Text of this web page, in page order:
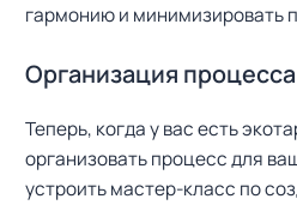
гармонию и минимизировать
Организация
Теперь, когда у вас есть
организовать процесс для
устроить мастер-класс по